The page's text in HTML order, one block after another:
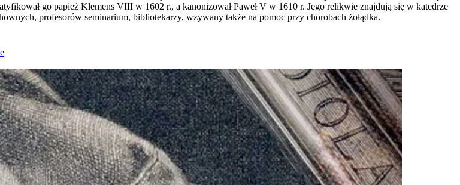
go papież Klemens VIII w 1602 r., a kanonizował Paweł V w 1610 r. Jego relikwie znajdują się w katedrze
profesorów seminarium, bibliotekarzy, wzywany także na pomoc przy chorobach żołądka.